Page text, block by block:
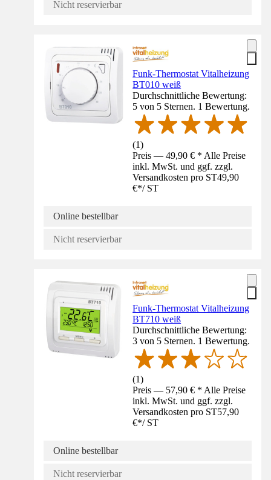
Nicht reservierbar
Funk-Thermostat Vitalheizung
BT010 weiß
Durchschnittliche Bewertung:
5 von 5 Sternen. 1 Bewertung.
(1)
Preis — 49,90 € * Alle Preise
inkl. MwSt. und ggf. zzgl.
Versandkosten pro ST49,90
€*/ ST
Online bestellbar
Nicht reservierbar
Funk-Thermostat Vitalheizung
BT710 weiß
Durchschnittliche Bewertung:
3 von 5 Sternen. 1 Bewertung.
(1)
Preis — 57,90 € * Alle Preise
inkl. MwSt. und ggf. zzgl.
Versandkosten pro ST57,90
€*/ ST
Online bestellbar
Nicht reservierbar